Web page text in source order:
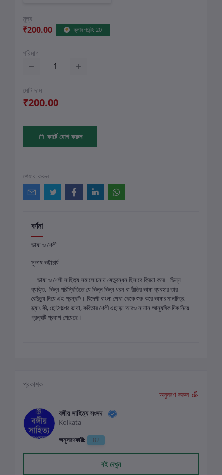
মূল্য
₹200.00 ক্লাব পয়েন্ট: 20
পরিমাণ
মোট দাম
₹200.00
কার্টে যোগ করুন
শেয়ার করুন
বর্ণনা
ভাষা ও শৈলী
সুভাষ ভট্টাচার্য
ভাষা ও শৈলী সাহিত্য সমালোচনায় সেতুবন্ধন হিসাবে ক্রিয়া করে। ভিন্ন
ব্যক্তি, ভিন্ন পরিস্থিতিতে যে ভিন্ন ভিন্ন ধরন বা রীতির ভাষা ব্যবহার তার
বৈচিত্র্য নিয়ে এই গ্রন্থটি। বিদেশী বাংলা শেখা থেকে শুরু করে ভাষার মানচিত্র,
স্ল্যাং কী, ছোটগল্পের ভাষা, কবিতার শৈলী এছাড়া আরও নানান আনুষঙ্গিক দিক নিয়ে
গ্রন্থটি প্রকাশ পেয়েছে।
প্রকাশক
অনুসরণ করুন
বঙ্গীয় সাহিত্য সংসদ
Kolkata
অনুসরণকারী:
82
বই দেখুন